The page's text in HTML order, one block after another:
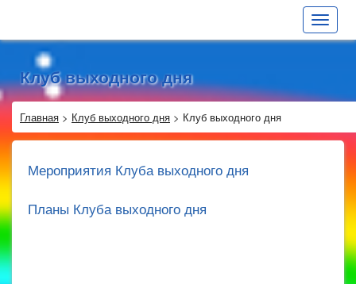
Toggle
Клуб выходного дня
Главная > Клуб выходного дня > Клуб выходного дня
Мероприятия Клуба выходного дня
Планы Клуба выходного дня